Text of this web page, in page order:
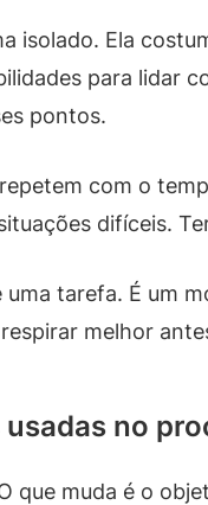
isolado. Ela
para lidar
pontos.
com o
difíceis.
tarefa. É um
melhor
no
que muda é o